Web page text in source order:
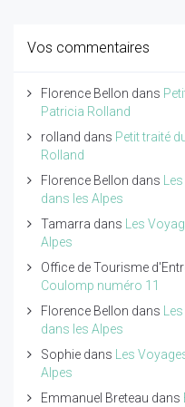
Vos commentaires
Florence Bellon dans
Patricia Rolland
rolland dans Petit traité
Rolland
Florence Bellon dans
dans les Alpes
Tamarra dans
Les
Alpes
Office de Tourisme
Coulomp numéro 11
Florence Bellon dans
dans les Alpes
Sophie dans
Les
Alpes
Emmanuel Breteau dans